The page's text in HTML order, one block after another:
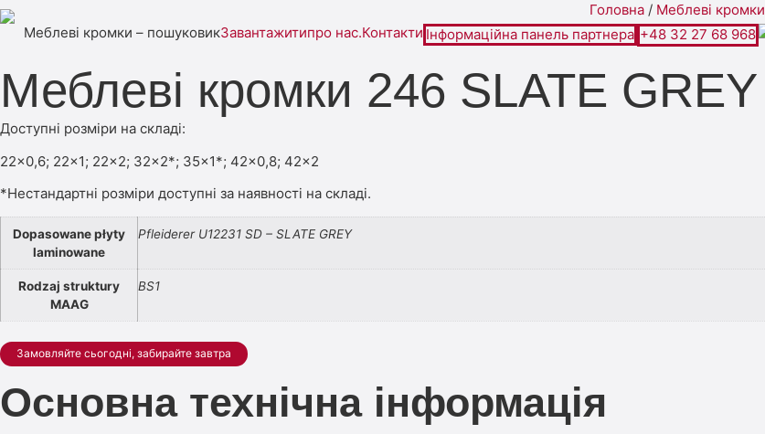
Меблеві кромки – пошуковикЗавантажитипро нас.Контакти Інформаційна панель партнера +48 32 27 68 968
Головна / Меблеві кромки
Меблеві кромки 246 SLATE GREY
Доступні розміри на складі:
22×0,6; 22×1; 22×2; 32×2*; 35×1*; 42×0,8; 42×2
*Нестандартні розміри доступні за наявності на складі.
Dopasowane płyty
laminowane
Pfleiderer U12231 SD – SLATE GREY
Rodzaj struktury
MAAG
BS1
Замовляйте сьогодні, забирайте завтра
Основна технічна інформація